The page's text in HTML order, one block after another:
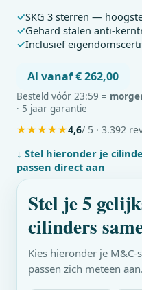
SKG 3 sterren —
Gehard stalen anti-
Inclusief
Al vanaf € 262,00
Besteld vóór 23:59 =
· 5 jaar garantie
★★★★★4,6/ 5 · 3.392
↓ Stel hieronder je
passen direct aan
Stel je 5
cilinders
Kies hieronder je M&C-
passen zich meteen aan.